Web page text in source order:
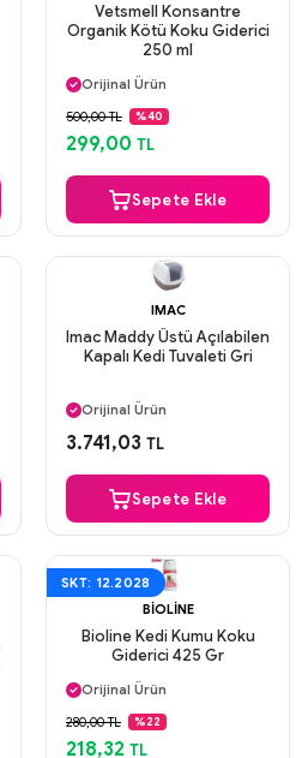
Vetsmell Konsantre
Organik Kötü Koku Giderici
250 ml
Aynı Gün Kargo
Orijinal Ürün
Güvenli Ödeme
Aynı Gün Kargo
500,00 TL %40
299,00 TL
Sepete Ekle
IMAC
Imac Maddy Üstü Açılabilen
Kapalı Kedi Tuvaleti Gri
Orijinal Ürün
Güvenli Ödeme
3.741,03 TL
Sepete Ekle
SKT: 12.2028
BIOLINE
Bioline Kedi Kumu Koku
Giderici 425 Gr
Aynı Gün Kargo
Orijinal Ürün
Güvenli Ödeme
Aynı Gün Kargo
280,00 TL %22
218,32 TL